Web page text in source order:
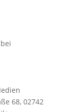
68, 02742